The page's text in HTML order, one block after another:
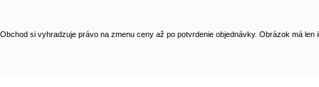
Obchod si vyhradzuje právo na zmenu ceny až po potvrdenie objednávky. Obrázok má len